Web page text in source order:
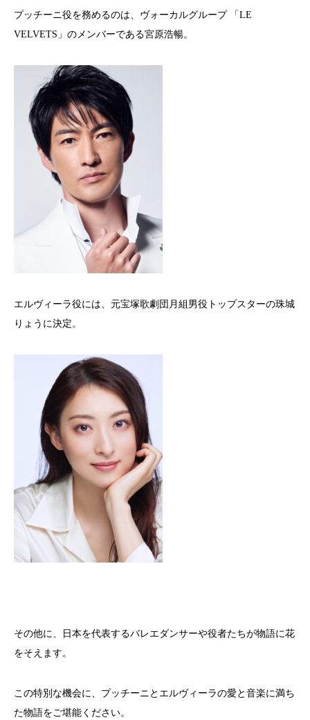
プッチーニ役を務めるのは、ヴォーカルグループ 「LE
VELVETS」のメンバーである宮原浩暢。
エルヴィーラ役には、元宝塚歌劇団月組男役トップスターの珠城
りょうに決定。
その他に、日本を代表するバレエダンサーや役者たちが物語に花
をそえます。
この特別な機会に、プッチーニとエルヴィーラの愛と音楽に満ち
た物語をご堪能ください。